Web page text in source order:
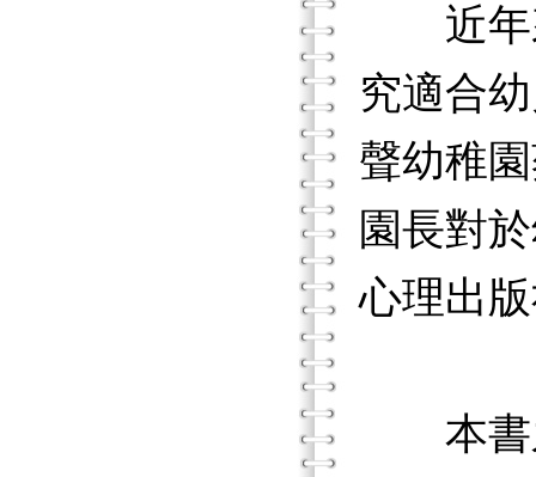
近年來
究適合
聲幼稚
園長對
心理出
本書之